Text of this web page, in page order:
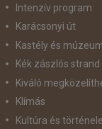
Intenzív program
Karácsonyi út
Kastély és
Kék zászlós strand
Kiváló
Klímás
Kultúra és